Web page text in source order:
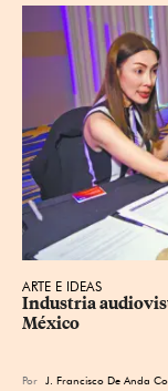
ARTE E IDEAS
Industria
México
Por J. Francisco De Anda